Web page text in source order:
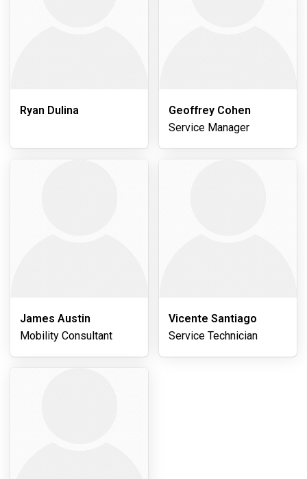
Ryan Dulina
Geoffrey Cohen
Service Manager
James Austin
Mobility Consultant
Vicente Santiago
Service Technician